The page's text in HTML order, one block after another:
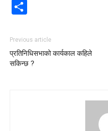
Previous article
प्रतिनिधिसभाको कार्यकाल कहिले
सकिन्छ ?